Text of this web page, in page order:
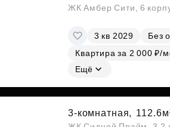
ЖК Амбер Сити, 6
3 кв 2029 Без
Квартира за 2 000 ₽/
Ещё
3-комнатная,